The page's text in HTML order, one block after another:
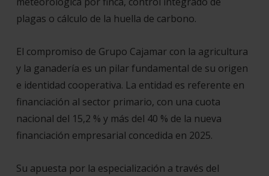
plagas o cálculo de la huella de carbono.
El compromiso de Grupo Cajamar con la agricultura
y la ganadería es un pilar fundamental de su origen
e identidad cooperativa. La entidad es referente en
financiación al sector primario, con una cuota
nacional del 15,2 % y más del 40 % de la nueva
financiación empresarial concedida en 2025.
Su apuesta por la especialización a través del